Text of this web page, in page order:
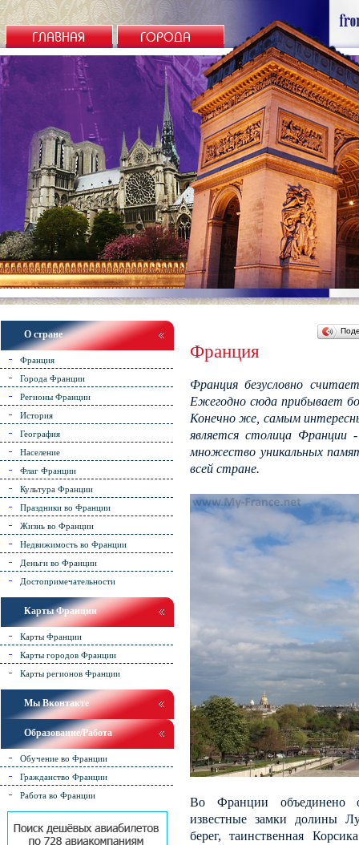
Франция
Франция безусловно
Ежегодно сюда прибывает
Конечно же, самым
является столица
множество уникальных
всей стране.
Во Франции объединено
известные замки долины
берег, таинственная
О стране
Франция
Города Франции
Регионы Франции
История
География
Население
Флаг Франции
Культура Франции
Праздники во Франции
Жизнь во Франции
Недвижимость во Франции
Деньги во Франции
Достопримечательности
Карты Франции
Карты Франции
Карты городов Франции
Карты регионов Франции
Мы Вконтакте
Образование/Работа
Обучение во Франции
Гражданство Франции
Работа во Франции
ГЛАВНАЯ ГОРОДА